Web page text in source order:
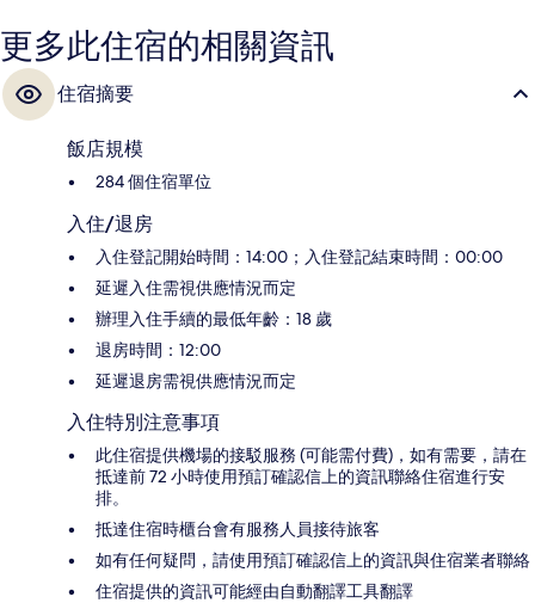
更多此住宿的相關資訊
住宿摘要
飯店規模
284 個住宿單位
入住/退房
入住登記開始時間：14:00；入住登記結束時間：00:00
延遲入住需視供應情況而定
辦理入住手續的最低年齡：18 歲
退房時間：12:00
延遲退房需視供應情況而定
入住特別注意事項
此住宿提供機場的接駁服務 (可能需付費)，如有需要，請在
抵達前 72 小時使用預訂確認信上的資訊聯絡住宿進行安
排。
抵達住宿時櫃台會有服務人員接待旅客
如有任何疑問，請使用預訂確認信上的資訊與住宿業者聯絡
住宿提供的資訊可能經由自動翻譯工具翻譯